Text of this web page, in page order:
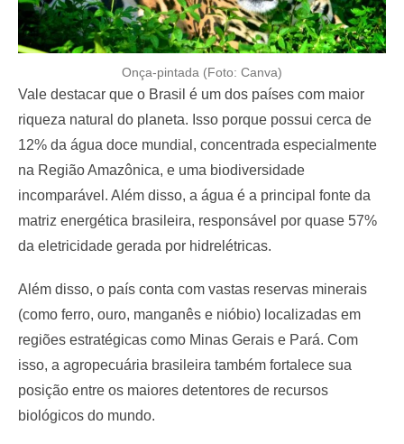
Onça-pintada (Foto: Canva)
Vale destacar que o Brasil é um dos países com maior
riqueza natural do planeta. Isso porque possui cerca de
12% da água doce mundial, concentrada especialmente
na Região Amazônica, e uma biodiversidade
incomparável. Além disso, a água é a principal fonte da
matriz energética brasileira, responsável por quase 57%
da eletricidade gerada por hidrelétricas.
Além disso, o país conta com vastas reservas minerais
(como ferro, ouro, manganês e nióbio) localizadas em
regiões estratégicas como Minas Gerais e Pará. Com
isso, a agropecuária brasileira também fortalece sua
posição entre os maiores detentores de recursos
biológicos do mundo.